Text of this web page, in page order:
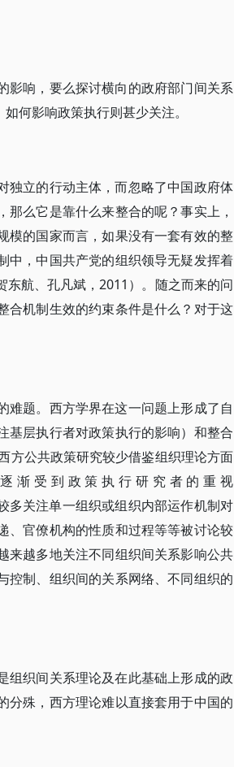
影响，要么探讨横向的政府部门间关系
何影响政策执行则甚少关注。
独立的行动主体，而忽略了中国政府体
么它是靠什么来整合的呢？事实上，
模的国家而言，如果没有一套有效的整
中，中国共产党的组织领导无疑发挥着
航、孔凡斌，2011）。随之而来的问
合机制生效的约束条件是什么？对于这
难题。西方学界在这一问题上形成了自
基层执行者对政策执行的影响）和整合
方公共政策研究较少借鉴组织理论方面
渐受到政策执行研究者的重视
多关注单一组织或组织内部运作机制对
、官僚机构的性质和过程等等被讨论较
来越多地关注不同组织间关系影响公共
控制、组织间的关系网络、不同组织的
组织间关系理论及在此基础上形成的政
分殊，西方理论难以直接套用于中国的